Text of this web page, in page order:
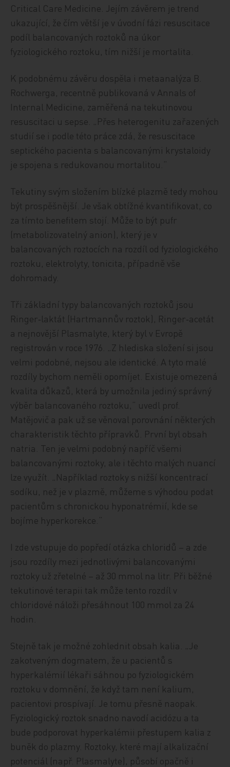
Critical Care Medicine. Jejím závěrem je trend
ukazující, že čím větší je v úvodní fázi resuscitace
podíl balancovaných roztoků na úkor
fyziologického roztoku, tím nižší je mortalita.
K podobnému závěru dospěla i metaanalýza B.
Rochwerga, recentně publikovaná v Annals of
Internal Medicine, zaměřená na tekutinovou
resuscitaci u sepse. „Přes heterogenitu zařazených
studií se i podle této práce zdá, že resuscitace
septického pacienta s balancovanými krystaloidy
je spojena s redukovanou mortalitou.“
Tekutiny svým složením blízké plazmě tedy mohou
být prospěšnější. Je však obtížné kvantifikovat, co
za tímto benefitem stojí. Může to být pufr
(metabolizovatelný anion), který je v
balancovaných roztocích na rozdíl od fyziologického
roztoku, elektrolyty, tonicita, případně vše
dohromady.
Tři základní typy balancovaných roztoků jsou
Ringer‑laktát (Hartmannův roztok), Ringer‑acetát
a nejnovější Plasmalyte, který byl v Evropě
registrován v roce 1976. „Z hlediska složení si jsou
velmi podobné, nejsou ale identické. A tyto malé
rozdíly bychom neměli opomíjet. Existuje omezená
kvalita důkazů, která by umožnila jediný správný
výběr balancovaného roztoku,“ uvedl prof.
Matějovič a pak už se věnoval porovnání některých
charakteristik těchto přípravků. První byl obsah
natria. Ten je velmi podobný napříč všemi
balancovanými roztoky, ale i těchto malých nuancí
lze využít. „Například roztoky s nižší koncentrací
sodíku, než je v plazmě, můžeme s výhodou podat
pacientům s chronickou hyponatrémií, kde se
bojíme hyperkorekce.“
I zde vstupuje do popředí otázka chloridů – a zde
jsou rozdíly mezi jednotlivými balancovanými
roztoky už zřetelné – až 30 mmol na litr. Při běžné
tekutinové terapii tak může tento rozdíl v
chloridové náloži přesáhnout 100 mmol za 24
hodin.
Stejně tak je možné zohlednit obsah kalia. „Je
zakotveným dogmatem, že u pacientů s
hyperkalémií lékaři sáhnou po fyziologickém
roztoku v domnění, že když tam není kalium,
pacientovi prospívají. Je tomu přesně naopak.
Fyziologický roztok snadno navodí acidózu a ta
bude podporovat hyperkalémii přestupem kalia z
buněk do plazmy. Roztoky, které mají alkalizační
potenciál (např. Plasmalyte), působí opačně i